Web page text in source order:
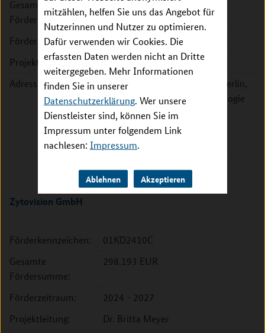
mitzählen, helfen Sie uns das Angebot für
Nutzerinnen und Nutzer zu optimieren.
Dafür verwenden wir Cookies. Die
erfassten Daten werden nicht an Dritte
weitergegeben. Mehr Informationen
finden Sie in unserer
Datenschutzerklärung. Wer unsere
Dienstleister sind, können Sie im
Impressum unter folgendem Link
nachlesen: Impressum.
Ablehnen Akzeptieren
Gesamte
Fördersumme:
479.937 EUR
Förderzeitraum:
2024 - 2027
Projektleitung:
Dr. Cornelia Eckert
Adresse:
Charité Universitätsmedizin Berlin,
Klinik für Pädiatrie m.S. Onkologie
und Hämatologie
Augustenburger Platz
13353 Berlin
Zytovision GmbH
Förderkennzeichen:
01KD2410C
Gesamte
Fördersumme:
298.193 EUR
Förderzeitraum:
2024 - 2027
Projektleitung:
Dr. Britta Meyer